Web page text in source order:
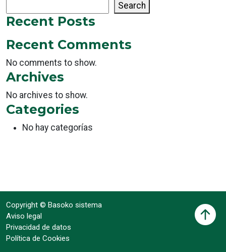
Search
Recent Posts
Recent Comments
No comments to show.
Archives
No archives to show.
Categories
No hay categorías
Copyright © Basoko sistema
Aviso legal
Privacidad de datos
Política de Cookies